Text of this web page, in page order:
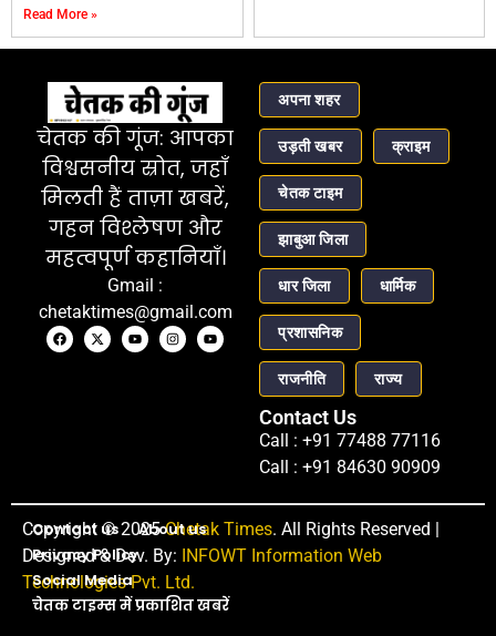
Read More »
चेतक की गूंज: आपका
विश्वसनीय स्रोत, जहाँ
मिलती हैं ताज़ा खबरें,
गहन विश्लेषण और
महत्वपूर्ण कहानियाँ।
Gmail :
chetaktimes@gmail.com
अपना शहर
उड़ती खबर क्राइम
चेतक टाइम
झाबुआ जिला
धार जिला धार्मिक
प्रशासनिक
राजनीति राज्य
Contact Us
Call : +91 77488 77116
Call : +91 84630 90909
Contact us
About us
Privacy Policy
Social Media
चेतक टाइम्स में प्रकाशित खबरें
Copyright © 2025Chetak Times. All Rights Reserved |
Designed & Dev. By: INFOWT Information Web
Technologies Pvt. Ltd.